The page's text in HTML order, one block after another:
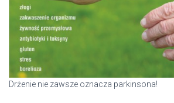
Drżenie nie zawsze oznacza parkinsona!